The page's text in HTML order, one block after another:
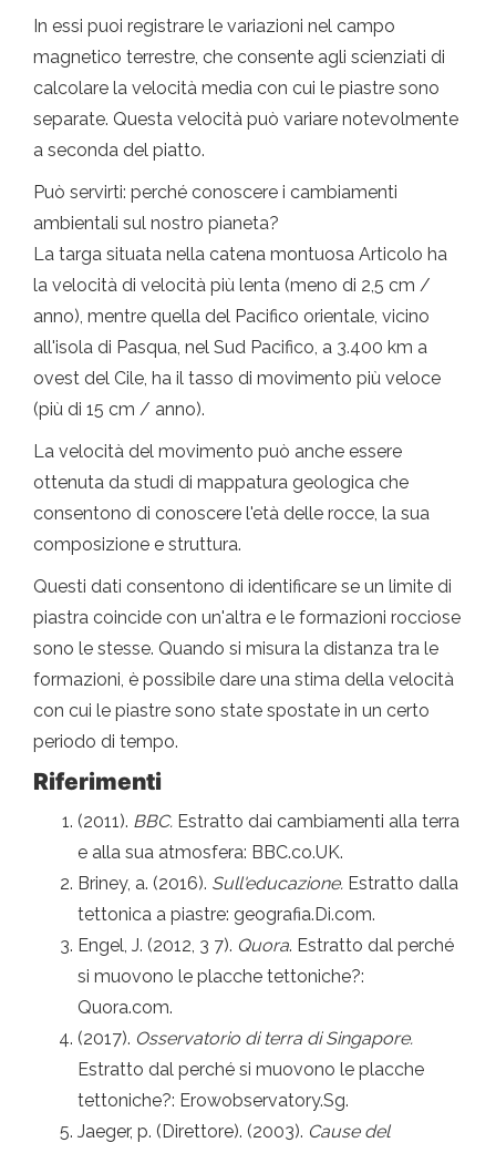
In essi puoi registrare le variazioni nel campo
magnetico terrestre, che consente agli scienziati di
calcolare la velocità media con cui le piastre sono
separate. Questa velocità può variare notevolmente
a seconda del piatto.
Può servirti: perché conoscere i cambiamenti
ambientali sul nostro pianeta?
La targa situata nella catena montuosa Articolo ha
la velocità di velocità più lenta (meno di 2,5 cm /
anno), mentre quella del Pacifico orientale, vicino
all'isola di Pasqua, nel Sud Pacifico, a 3.400 km a
ovest del Cile, ha il tasso di movimento più veloce
(più di 15 cm / anno).
La velocità del movimento può anche essere
ottenuta da studi di mappatura geologica che
consentono di conoscere l'età delle rocce, la sua
composizione e struttura.
Questi dati consentono di identificare se un limite di
piastra coincide con un'altra e le formazioni rocciose
sono le stesse. Quando si misura la distanza tra le
formazioni, è possibile dare una stima della velocità
con cui le piastre sono state spostate in un certo
periodo di tempo.
Riferimenti
(2011). BBC. Estratto dai cambiamenti alla terra
e alla sua atmosfera: BBC.co.UK.
Briney, a. (2016). Sull'educazione. Estratto dalla
tettonica a piastre: geografia.Di.com.
Engel, J. (2012, 3 7). Quora. Estratto dal perché
si muovono le placche tettoniche?:
Quora.com.
(2017). Osservatorio di terra di Singapore.
Estratto dal perché si muovono le placche
tettoniche?: Erowobservatory.Sg.
Jaeger, p. (Direttore). (2003). Cause del